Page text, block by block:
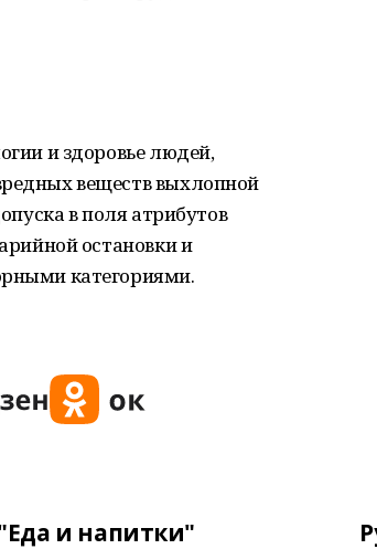
и здоровье людей,
веществ выхлопной
в поля атрибутов
остановки и
категориями.
и напитки"